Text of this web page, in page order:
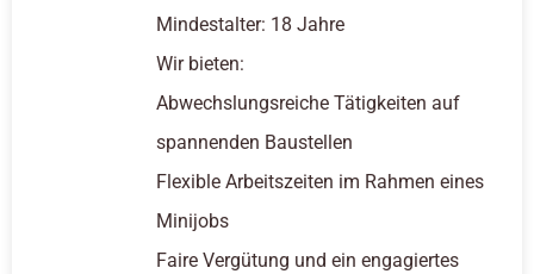
Mindestalter: 18 Jahre
Wir bieten:
Abwechslungsreiche Tätigkeiten auf
spannenden Baustellen
Flexible Arbeitszeiten im Rahmen eines
Minijobs
Faire Vergütung und ein engagiertes